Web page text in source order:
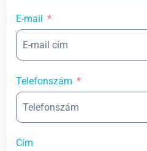
E-mail
Telefonszám
Cím